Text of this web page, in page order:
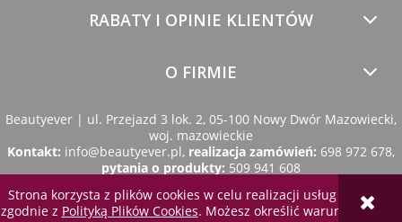
Strona korzysta z plików cookies w celu realizacji usług i
zgodnie z Polityką Plików Cookies. Możesz określić warunki
RABATY I OPINIE KLIENTÓW
O FIRMIE
Beautyever | ul. Przejazd 3 lok. 2, 05-100 Nowy Dwór Mazowiecki,
woj. mazowieckie
Kontakt: info@beautyever.pl, realizacja zamówień: 698 972 678,
pytania o produkty: 509 941 608